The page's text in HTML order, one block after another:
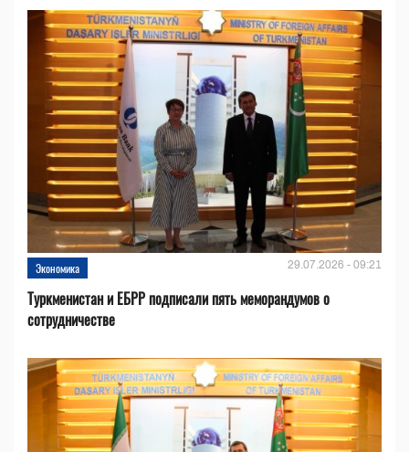
Экономика 29.07.2026 - 09:21
Туркменистан и ЕБРР подписали пять меморандумов о
сотрудничестве